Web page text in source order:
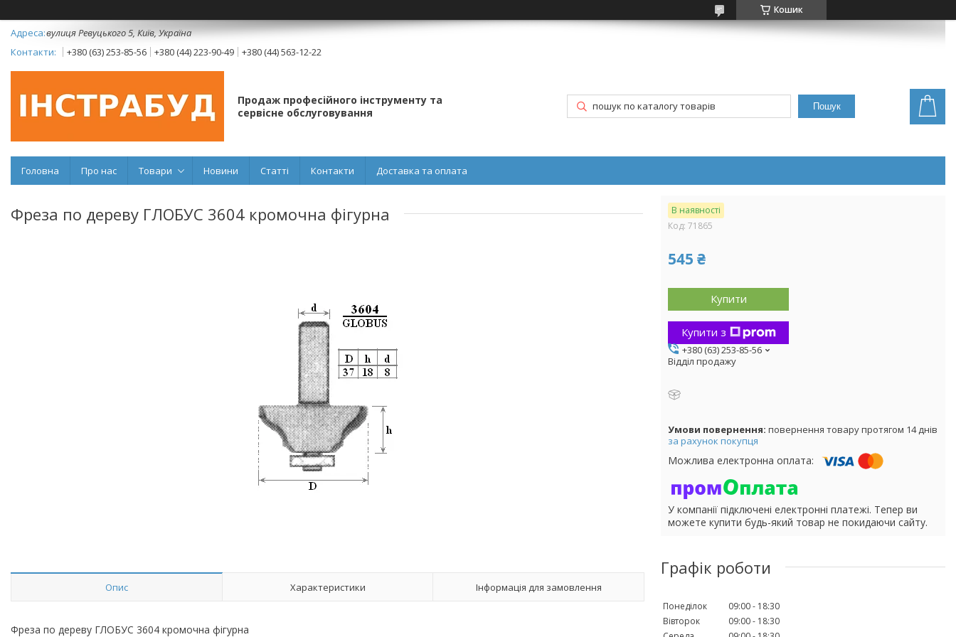
Кошик
вулиця Ревуцького 5, Київ, Україна
+380 (63) 253-85-56
+380 (44) 223-90-49 +380 (44) 563-12-22
Продаж професійного інструменту та
сервісне обслуговування
Пошук
Головна Про нас Товари Новини Статті Контакти Доставка та оплата
Фреза по дереву ГЛОБУС 3604 кромочна фігурна
Опис Характеристики Інформація для замовлення
Фреза по дереву ГЛОБУС 3604 кромочна фігурна
В наявності
Код: 71865
545 ₴
Купити
Купити з
+380 (63) 253-85-56
Відділ продажу
повернення товару протягом 14 днів
за рахунок покупця
У компанії підключені електронні платежі. Тепер ви
можете купити будь-який товар не покидаючи сайту.
Графік роботи
Понеділок 09:00
18:30
Вівторок
09:00
18:30